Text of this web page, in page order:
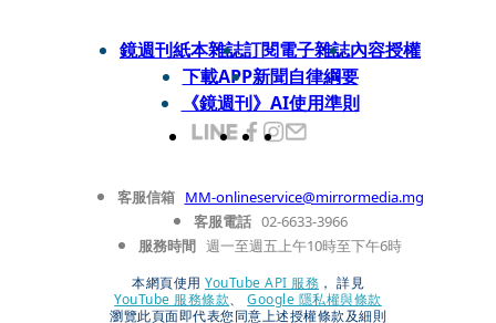
鏡週刊紙本雜誌訂閱電子雜誌內容授權
下載APP新聞自律綱要
《鏡週刊》AI使用準則
客服信箱 MM-onlineservice@mirrormedia.mg
客服電話 02-6633-3966
服務時間 週一至週五上午10時至下午6時
本網頁使用 YouTube API 服務 ， 詳見
YouTube 服務條款、
Google 隱私權與條款
瀏覽此頁面即代表您同意上述授權條款及細則